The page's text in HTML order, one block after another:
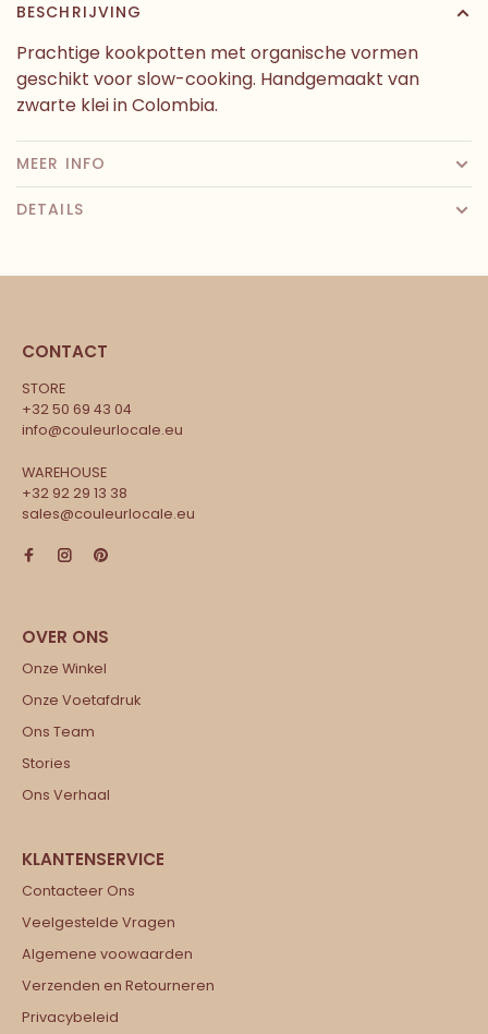
BESCHRIJVING
Prachtige kookpotten met organische vormen
geschikt voor slow-cooking. Handgemaakt van
zwarte klei in Colombia.
MEER INFO
DETAILS
CONTACT
STORE
+32 50 69 43 04
info@couleurlocale.eu
WAREHOUSE
+32 92 29 13 38
sales@couleurlocale.eu
Onze Winkel
Onze Voetafdruk
Ons Team
Stories
Ons Verhaal
Contacteer Ons
Veelgestelde Vragen
Algemene voowaarden
Verzenden en Retourneren
Privacybeleid